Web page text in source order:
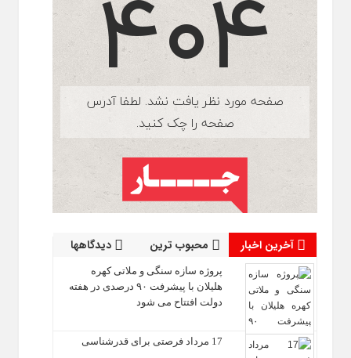
آخرین اخبار محبوب ترین دیدگاهها
پروژه سازه سنگی و ملاتی کهره
هلیلان با پیشرفت ۹۰ درصدی در هفته
دولت افتتاح می شود
17 مرداد فرصتی برای قدرشناسی